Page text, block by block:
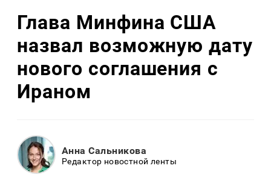
Глава Минфина США
назвал возможную дату
нового соглашения с
Ираном
Анна Сальникова
Редактор новостной ленты